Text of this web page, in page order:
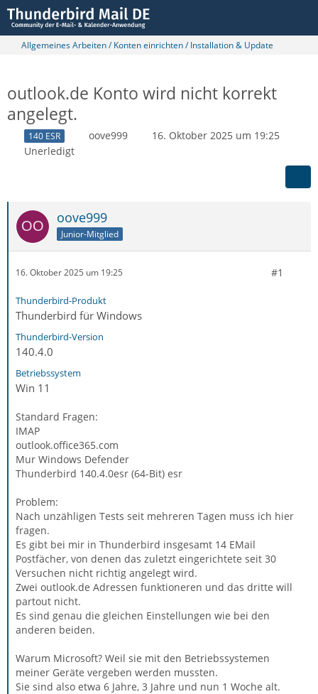
Allgemeines Arbeiten / Konten einrichten / Installation & Update
outlook.de Konto wird nicht korrekt
angelegt.
140 ESR oove999
16. Oktober 2025 um 19:25
Unerledigt
oove999
Junior-Mitglied
16. Oktober 2025 um 19:25 #1
Thunderbird-Produkt
Thunderbird für Windows
Thunderbird-Version
140.4.0
Betriebssystem
Win 11
Standard Fragen:
IMAP
outlook.office365.com
Mur Windows Defender
Thunderbird 140.4.0esr (64-Bit) esr
Problem:
Nach unzähligen Tests seit mehreren Tagen muss ich hier
fragen.
Es gibt bei mir in Thunderbird insgesamt 14 EMail
Postfächer, von denen das zuletzt eingerichtete seit 30
Versuchen nicht richtig angelegt wird.
Zwei outlook.de Adressen funktioneren und das dritte will
partout nicht.
Es sind genau die gleichen Einstellungen wie bei den
anderen beiden.
Warum Microsoft? Weil sie mit den Betriebssystemen
meiner Geräte vergeben werden mussten.
Sie sind also etwa 6 Jahre, 3 Jahre und nun 1 Woche alt.